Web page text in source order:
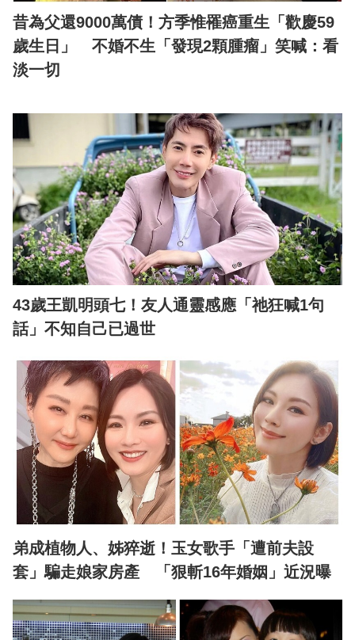
昔為父還9000萬債！方季惟罹癌重生「歡慶59
歲生日」 不婚不生「發現2顆腫瘤」笑喊：看
淡一切
43歲王凱明頭七！友人通靈感應「祂狂喊1句
話」不知自己已過世
弟成植物人、姊猝逝！玉女歌手「遭前夫設
套」騙走娘家房產 「狠斬16年婚姻」近況曝